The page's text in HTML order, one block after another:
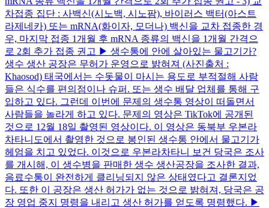
차접종 집단 : 사백신(시노백, 시노팜), 바이러스 백터(아스트
라제네카) 또는 mRNA(화이자, 모더나) 백신을 교차 접종한 경
우, 마지막 접종 1개월 후 mRNA 종류의 백신을 1개월 간격으
로 2회 추가 접종 권고 ▶ 생수통에 안에 살아있는 물고기가?
생수 생산 공장은 무허가 운영으로 밝혀져 (사진출처 :
Khaosod) 태국에서는 수돗물이 마시는 용도로 부적절해 사람
들은 식수를 편의점이나 슈퍼. 또는 생수 배달 업체를 통해 구
입하고 있다. 그런데 이번에 문제의 생수통 영상이 떠돌면서
사람들을 놀라게 하고 있다. 문제의 영상은 TikTok에 공개된
것으로 12월 18일 촬영된 영상이다. 이 영상은 동북부 우본라
차타니도에서 촬영한 것으로 봉인된 생수통 안에서 물고기가
헤엄을 치고 있었다. 이것으로 우본라차타니 보건 당국은 조사
를 개시해, 이 생수병을 판매한 생수 생산공장을 조사한 결과,
음료수통이 완전하게 클리닝되지 않은 상태였다고 결론지었
다. 또한 이 공장은 생산 허가가 없는 것으로 밝혀져, 당국은 공
장 영업 중지 명령을 내리고 생산 허가를 얻도록 명령했다. ▶